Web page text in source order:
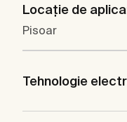
Locaţie de
Pisoar
Tehnologie